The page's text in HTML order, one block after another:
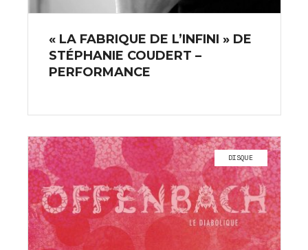
« LA FABRIQUE DE L’INFINI » DE
STÉPHANIE COUDERT –
PERFORMANCE
DISQUE